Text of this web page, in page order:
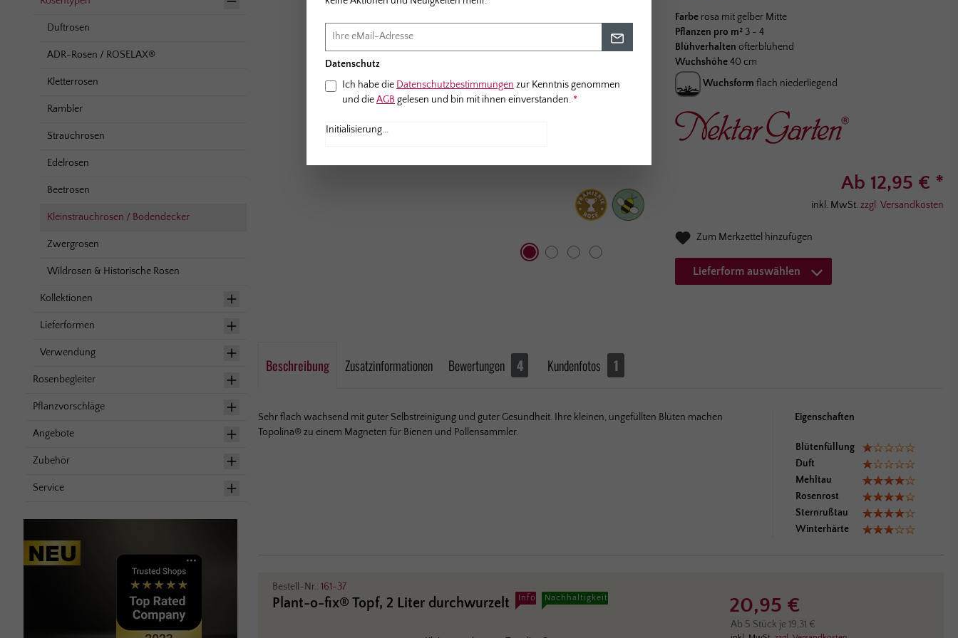
Duftrosen
ADR-Rosen / ROSELAX®
Kletterrosen
Rambler
Strauchrosen
Edelrosen
Beetrosen
Kleinstrauchrosen / Bodendecker
Zwergrosen
Wildrosen & Historische Rosen
Kollektionen
Lieferformen
Verwendung
Rosenbegleiter
Pflanzvorschläge
Angebote
Zubehör
Service
Farbe rosa mit gelber Mitte
Pflanzen pro m² 3 - 4
Blühverhalten öfterblühend
Wuchshöhe 40 cm
Wuchsform flach niederliegend
Ab 12,95 € *
inkl. MwSt. zzgl. Versandkosten
Zum Merkzettel hinzufügen
Lieferform auswählen
Beschreibung Zusatzinformationen Bewertungen 4 Kundenfotos 1
Sehr flach wachsend mit guter Selbst­reinigung und guter Gesund­heit. Ihre kleinen, un­gefüllten Blüten machen
Topolina® zu einem Magneten für Bienen und Pollen­sammler.
Eigenschaften
Blütenfüllung
Duft
Mehltau
Rosenrost
Sternrußtau
Winterhärte
Bestell-Nr.: 161-37
Plant-o-fix® Topf, 2 Liter durchwurzelt Info Nachhaltigkeit 20,95 €
Ab 5 Stück je 19,31 €
Datenschutz
Ich habe die Datenschutzbestimmungen zur Kenntnis genommen
und dieAGB gelesen und bin mit ihnen einverstanden. *
Anti-Roboter-Verifizierung